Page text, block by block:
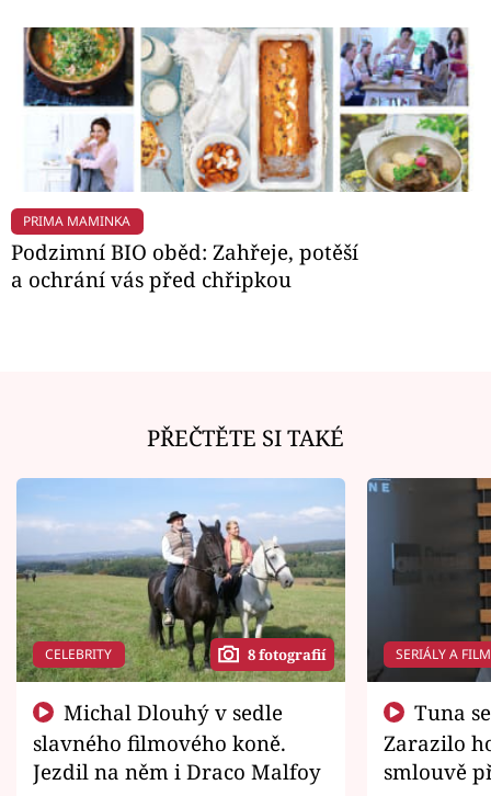
PRIMA MAMINKA
Podzimní BIO oběd: Zahřeje, potěší
a ochrání vás před chřipkou
PŘEČTĚTE SI TAKÉ
CELEBRITY 8 fotografií
slavného filmového koně.
Jezdil na něm i Draco Malfoy
SERIÁLY A
Zarazilo
smlouvě